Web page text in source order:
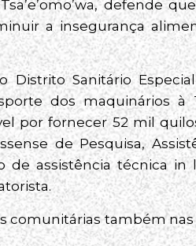
defende
a insegurança
Sanitário Especial
dos maquinários à
por fornecer 52 mil
de Pesquisa,
de assistência técnica in
comunitárias também